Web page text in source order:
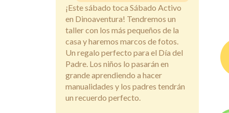
¡Este sábado toca Sábado Activo
en Dinoaventura! Tendremos un
taller con los más pequeños de la
casa y haremos marcos de fotos.
Un regalo perfecto para el Día del
Padre. Los niños lo pasarán en
grande aprendiendo a hacer
manualidades y los padres tendrán
un recuerdo perfecto.